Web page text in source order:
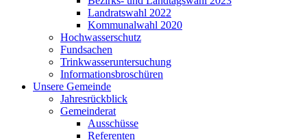
Landratswahl 2022
Kommunalwahl 2020
Hochwasserschutz
Fundsachen
Trinkwasseruntersuchung
Informationsbroschüren
Unsere Gemeinde
Jahresrückblick
Gemeinderat
Ausschüsse
Referenten